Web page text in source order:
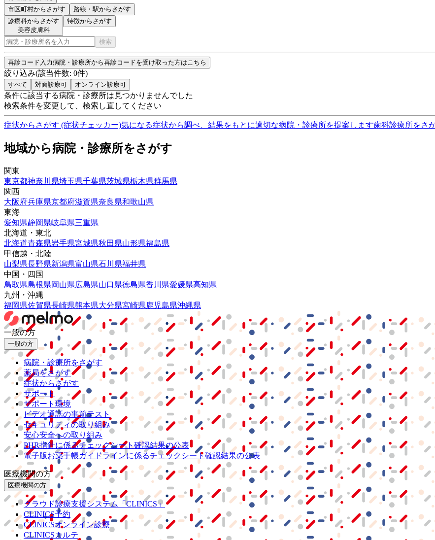
市区町村からさがす 路線・駅からさがす
診療科からさがす
美容皮膚科
特徴からさがす
検索
再診コード入力病院・診療所から再診コードを受け取った方はこちら
絞り込み(該当件数: 0件)
すべて 対面診療可 オンライン診療可
条件に該当する病院・診療所は見つかりませんでした
検索条件を変更して、検索し直してください
症状からさがす (症状チェッカー)気になる症状から調べ、結果をもとに適切な病院・診療所を提案します歯科診療所をさ
地域から病院・診療所をさがす
関東
東京都神奈川県埼玉県千葉県茨城県栃木県群馬県
関西
大阪府兵庫県京都府滋賀県奈良県和歌山県
東海
愛知県静岡県岐阜県三重県
北海道・東北
北海道青森県岩手県宮城県秋田県山形県福島県
甲信越・北陸
山梨県長野県新潟県富山県石川県福井県
中国・四国
鳥取県島根県岡山県広島県山口県徳島県香川県愛媛県高知県
九州・沖縄
福岡県佐賀県長崎県熊本県大分県宮崎県鹿児島県沖縄県
一般の方
一般の方
病院・診療所をさがす
薬局をさがす
症状からさがす
サポート
サポート環境
ビデオ通話の事前テスト
セキュリティの取り組み
安心安全への取り組み
PHR指針に係るチェックシート確認結果の公表
電子版お薬手帳ガイドラインに係るチェックシート確認結果の公表
医療機関の方
医療機関の方
クラウド診療支援システム
「CLINICS」
CLINICS予約
CLINICSオンライン診療
CLINICSカルテ